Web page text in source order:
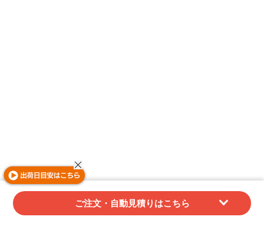
ご注文・自動見積りはこちら